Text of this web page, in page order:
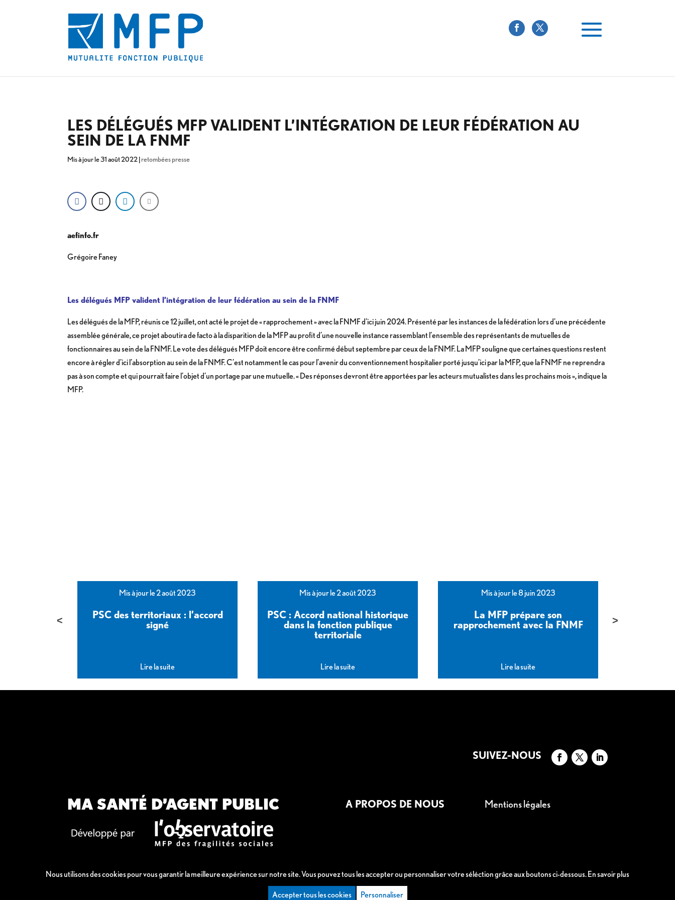
LES DÉLÉGUÉS MFP VALIDENT L’INTÉGRATION DE LEUR FÉDÉRATION AU
SEIN DE LA FNMF
Mis à jour le 31 août 2022|retombées presse
aefinfo.fr
Grégoire Faney
Les délégués MFP valident l’intégration de leur fédération au sein de la FNMF
Les délégués de la MFP, réunis ce 12 juillet, ont acté le projet de « rapprochement » avec la FNMF d’ici juin 2024. Présenté par les instances de la fédération lors d’une précédente
assemblée générale, ce projet aboutira de facto à la disparition de la MFP au profit d’une nouvelle instance rassemblant l’ensemble des représentants de mutuelles de
fonctionnaires au sein de la FNMF. Le vote des délégués MFP doit encore être confirmé début septembre par ceux de la FNMF. La MFP souligne que certaines questions restent
encore à régler d’ici l’absorption au sein de la FNMF. C’est notamment le cas pour l’avenir du conventionnement hospitalier porté jusqu’ici par la MFP, que la FNMF ne reprendra
pas à son compte et qui pourrait faire l’objet d’un portage par une mutuelle. « Des réponses devront être apportées par les acteurs mutualistes dans les prochains mois », indique la
MFP.
Mis à jour le 2 août 2023
PSC des territoriaux : l’accord
signé
Lire la suite
Mis à jour le 2 août 2023
PSC : Accord national historique
dans la fonction publique
territoriale
Lire la suite
Mis à jour le 8 juin 2023
La MFP prépare son
rapprochement avec la FNMF
Lire la suite
SUIVEZ-NOUS
MA SANTÉ D’AGENT PUBLIC A PROPOS DE NOUS Mentions légales
Nous utilisons des cookies pour vous garantir la meilleure expérience sur notre site. Vous pouvez tous les accepter ou personnaliser votre séléction grâce aux boutons ci-dessous.En savoir plus
Accepter tous les cookies Personnaliser